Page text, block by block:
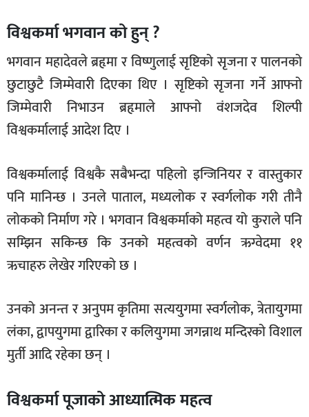
विश्वकर्मा भगवान को हुन् ?
भगवान महादेवले ब्रहृमा र विष्णुलाई सृष्टिको सृजना र पालनको
छुटाछुटै जिम्मेवारी दिएका थिए । सृष्टिको सृजना गर्ने आफ्नो
जिम्मेवारी निभाउन ब्रहृमाले आफ्नो वंशजदेव शिल्पी
विश्वकर्मालाई आदेश दिए ।
विश्वकर्मालाई विश्वकै सबैभन्दा पहिलो इन्जिनियर र वास्तुकार
पनि मानिन्छ । उनले पाताल, मध्यलोक र स्वर्गलोक गरी तीनै
लोकको निर्माण गरे । भगवान विश्वकर्माको महत्व यो कुराले पनि
सम्झिन सकिन्छ कि उनको महत्वको वर्णन ऋग्वेदमा ११
ऋचाहरु लेखेर गरिएको छ ।
उनको अनन्त र अनुपम कृतिमा सत्ययुगमा स्वर्गलोक, त्रेतायुगमा
लंका, द्वापयुगमा द्वारिका र कलियुगमा जगन्नाथ मन्दिरको विशाल
मुर्ती आदि रहेका छन् ।
विश्वकर्मा पूजाको आध्यात्मिक महत्व